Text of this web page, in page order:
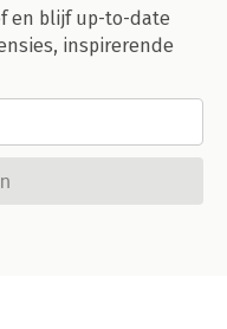
en blijf up-to-date
inspirerende